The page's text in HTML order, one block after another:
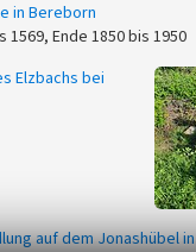
in Bereborn
1569, Ende 1850 bis 1950
Elzbachs bei
auf dem Jonashübel in